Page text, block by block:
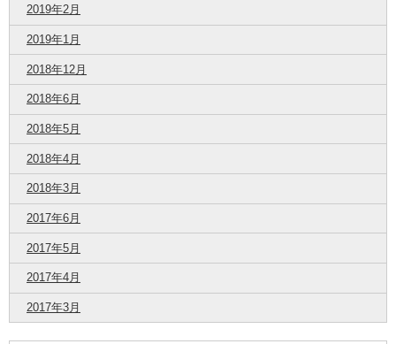
2019年2月
2019年1月
2018年12月
2018年6月
2018年5月
2018年4月
2018年3月
2017年6月
2017年5月
2017年4月
2017年3月